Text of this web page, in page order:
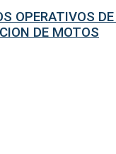
OPERATIVOS DE
DE MOTOS